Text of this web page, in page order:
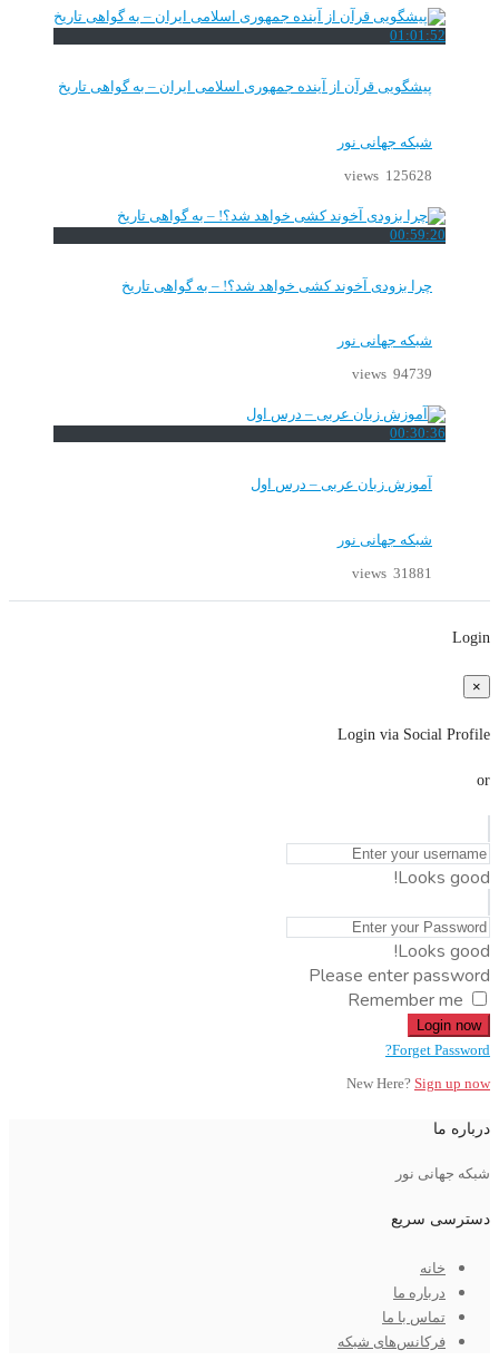
01:01:52
پیشگویی قرآن از آینده جمهوری اسلامی ایران – به گواهی تاریخ
شبکه جهانی نور
125628 views
00:59:20
چرا بزودی آخوند کشی خواهد شد؟! – به گواهی تاریخ
شبکه جهانی نور
94739 views
00:30:36
آموزش زبان عربی – درس اول
شبکه جهانی نور
31881 views
Login
×
Login via Social Profile
or
Looks good!
Looks good!
Please enter password
Remember me
Login now
Forget Password?
New Here? Sign up now
درباره ما
شبکه جهانی نور
دسترسی سریع
خانه
درباره ما
تماس با ما
فرکانس‌های شبکه